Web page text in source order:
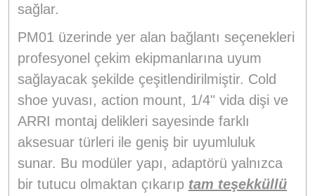
sağlar.
PM01 üzerinde yer alan bağlantı seçenekleri
profesyonel çekim ekipmanlarına uyum
sağlayacak şekilde çeşitlendirilmiştir. Cold
shoe yuvası, action mount, 1/4" vida dişi ve
ARRI montaj delikleri sayesinde farklı
aksesuar türleri ile geniş bir uyumluluk
sunar. Bu modüler yapı, adaptörü yalnızca
bir tutucu olmaktan çıkarıp tam teşekküllü